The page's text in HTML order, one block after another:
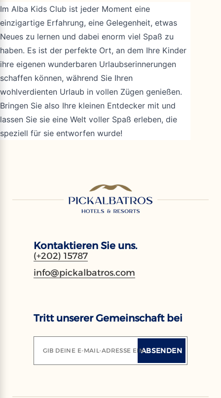
Im Alba Kids Club ist jeder Moment eine
einzigartige Erfahrung, eine Gelegenheit, etwas
Neues zu lernen und dabei enorm viel Spaß zu
haben. Es ist der perfekte Ort, an dem Ihre Kinder
ihre eigenen wunderbaren Urlaubserinnerungen
schaffen können, während Sie Ihren
wohlverdienten Urlaub in vollen Zügen genießen.
Bringen Sie also Ihre kleinen Entdecker mit und
lassen Sie sie eine Welt voller Spaß erleben, die
speziell für sie entworfen wurde!
Kontaktieren Sie uns.
(+202) 15787
info@pickalbatros.com
Tritt unserer Gemeinschaft bei
GIB DEINE E-MAIL-ADRESSE EINABSENDEN